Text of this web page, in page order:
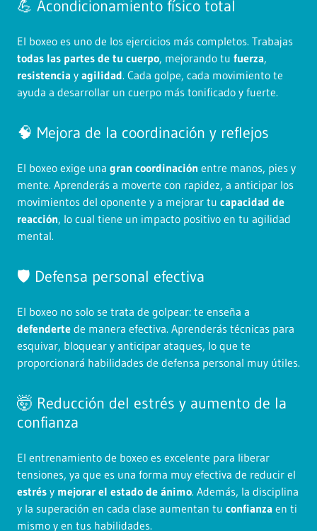
💪 Acondicionamiento físico total
El boxeo es uno de los ejercicios más completos. Trabajas
todas las partes de tu cuerpo, mejorando tu fuerza,
resistencia y agilidad. Cada golpe, cada movimiento te
ayuda a desarrollar un cuerpo más tonificado y fuerte.
🧠 Mejora de la coordinación y reflejos
El boxeo exige una gran coordinación entre manos, pies y
mente. Aprenderás a moverte con rapidez, a anticipar los
movimientos del oponente y a mejorar tu capacidad de
reacción, lo cual tiene un impacto positivo en tu agilidad
mental.
🛡️ Defensa personal efectiva
El boxeo no solo se trata de golpear: te enseña a
defenderte de manera efectiva. Aprenderás técnicas para
esquivar, bloquear y anticipar ataques, lo que te
proporcionará habilidades de defensa personal muy útiles.
🤯 Reducción del estrés y aumento de la
confianza
El entrenamiento de boxeo es excelente para liberar
tensiones, ya que es una forma muy efectiva de reducir el
estrés y mejorar el estado de ánimo. Además, la disciplina
y la superación en cada clase aumentan tu confianza en ti
mismo y en tus habilidades.